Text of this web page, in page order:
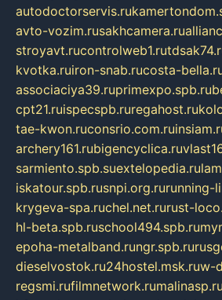
autodoctorservis.ru
avto-vozim.rusakhcamera.ru
stroyavt.rucontrolweb1.ru
kvotka.ruiron-snab.rucosta-
associaciya39.ruprimexpo.spb.ru
cpt21.ruispecspb.ruregahost.ru
tae-kwon.ruconsrio.com.ru
archery161.rubigencyclica.ru
sarmiento.spb.suextelopedia.ru
iskatour.spb.rusnpi.org.rurunning-
krygeva-spa.ruchel.net.rurust-
hl-beta.spb.ruschool494.spb.ru
epoha-metalband.rungr.spb.ru
dieselvostok.ru24hostel.msk.ruw-
regsmi.rufilmnetwork.rumalinasp.ru